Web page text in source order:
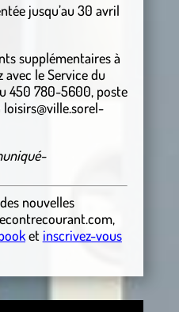
jusqu’au 30 avril
supplémentaires à
le Service du
450 780-5600, poste
nouvelles
,
et inscrivez-vous